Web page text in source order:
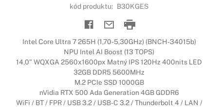
kód produktu: B30KGES
Intel Core Ultra 7 265H (1,70-5,30GHz) (BNCH-34015b)
NPU Intel AI Boost (13 TOPS)
14,0" WQXGA 2560x1600px Matný IPS 120Hz 400nits LED
32GB DDR5 5600MHz
M.2 PCIe SSD 1000GB
nVidia RTX 500 Ada Generation 4GB GDDR6
WiFi / BT / FPR / USB 3.2 / USB-C 3.2 / Thunderbolt 4 / LAN /